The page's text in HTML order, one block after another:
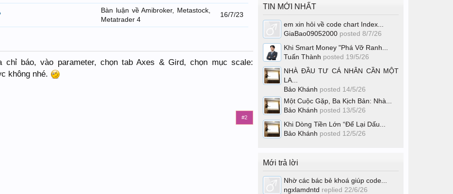
Bàn luận về Amibroker, Metastock,
Metatrader 4
16/7/23
báo, vào parameter, chọn tab Axes & Gird, chọn mục scale:
không nhé.
#2
TIN MỚI NHẤT
em xin hỏi về code chart Index...
GiaBao09052000 posted 8/7/26
Khi Smart Money "Phá Vỡ Ranh...
Tuấn Thành posted 19/5/26
NHÀ ĐẦU TƯ CÁ NHÂN CẦN MỘT
LA...
Bảo Khánh posted 14/5/26
Một Cuộc Gặp, Ba Kịch Bản: Nhà...
Bảo Khánh posted 13/5/26
Khi Dòng Tiền Lớn “Để Lại Dấu...
Bảo Khánh posted 12/5/26
Mới trả lời
Nhờ các bác bẻ khoá giúp code...
ngxlamdntd replied 22/6/26